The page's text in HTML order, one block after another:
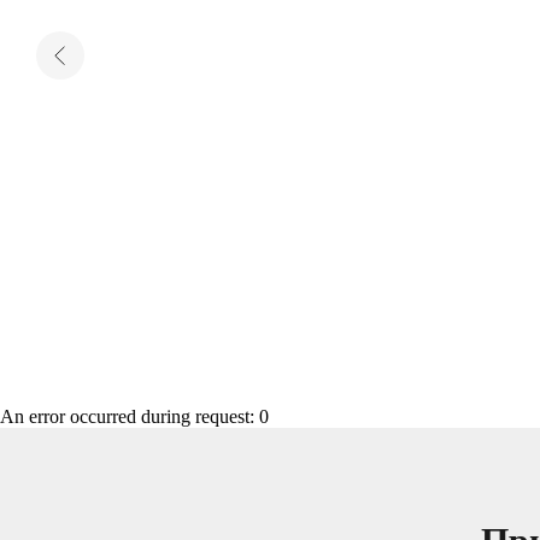
An error occurred during request: 0